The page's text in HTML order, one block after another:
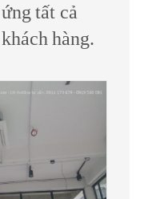
tất cả
hàng.